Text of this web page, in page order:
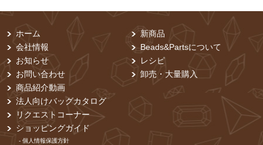
ホーム
会社情報
お知らせ
お問い合わせ
商品紹介動画
法人向けバッグカタログ
リクエストコーナー
新商品
Beads&Partsについて
レシピ
卸売・⼤量購⼊
ショッピングガイド
- 個⼈情報保護⽅針